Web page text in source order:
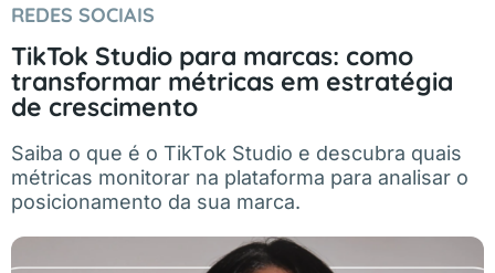
REDES SOCIAIS
TikTok Studio para marcas: como
transformar métricas em estratégia
de crescimento
Saiba o que é o TikTok Studio e descubra quais
métricas monitorar na plataforma para analisar o
posicionamento da sua marca.